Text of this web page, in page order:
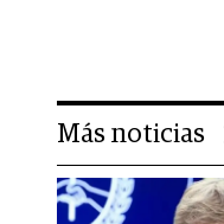
Más noticias